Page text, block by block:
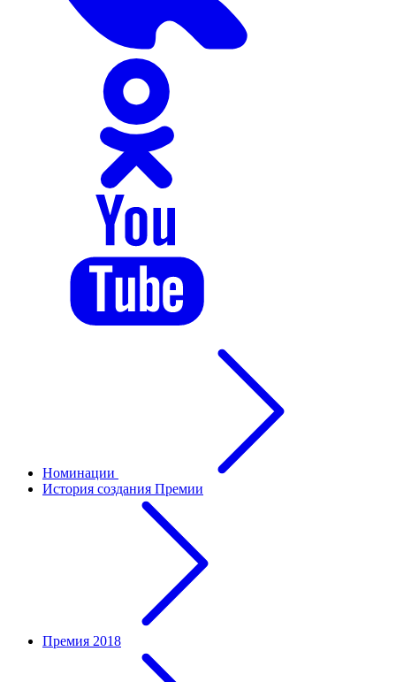
Номинации
История создания Премии
Премия 2018